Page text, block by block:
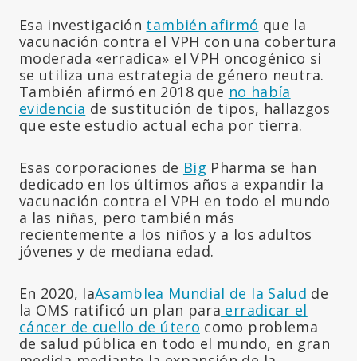
Esa investigación también afirmó que la
vacunación contra el VPH con una cobertura
moderada «erradica» el VPH oncogénico si
se utiliza una estrategia de género neutra.
También afirmó en 2018 que no había
evidencia de sustitución de tipos, hallazgos
que este estudio actual echa por tierra.
Esas corporaciones de Big Pharma se han
dedicado en los últimos años a expandir la
vacunación contra el VPH en todo el mundo
a las niñas, pero también más
recientemente a los niños y a los adultos
jóvenes y de mediana edad.
En 2020, laAsamblea Mundial de la Salud de
la OMS ratificó un plan para erradicar el
cáncer de cuello de útero como problema
de salud pública en todo el mundo, en gran